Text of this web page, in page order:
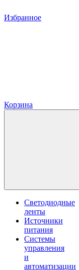
Избранное
Корзина
Светодиодные
ленты
Источники
питания
Системы
управления
и
автоматизации